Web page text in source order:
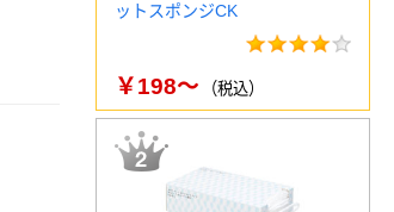
ットスポンジCK
￥198～ （税込）